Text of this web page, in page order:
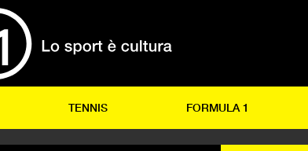
TENNIS FORMULA 1